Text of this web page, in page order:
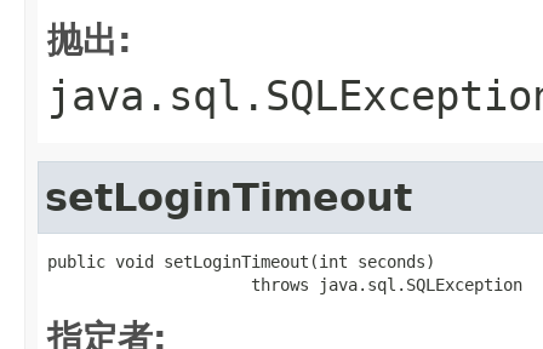
抛出:
setLoginTimeout
public void setLoginTimeout(int seconds)
                     throws java.sql.SQLException
指定者: